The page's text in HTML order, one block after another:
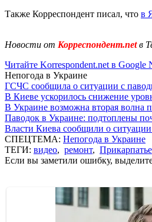
Также Корреспондент писал, что в
Новости от Корреспондент.netв
Читайте Korrespondent.net в Google
Непогода в Украине
ГСЧС сообщила о ситуации с
В Киеве ускорилось снижение
В Украине возможна вторая волна
Паводок в Украине: подтоплены
Власти Киева сообщили о
СПЕЦТЕМА: Непогода в Украине
ТЕГИ: видео, ремонт, Прикарпатье
Если вы заметили ошибку,